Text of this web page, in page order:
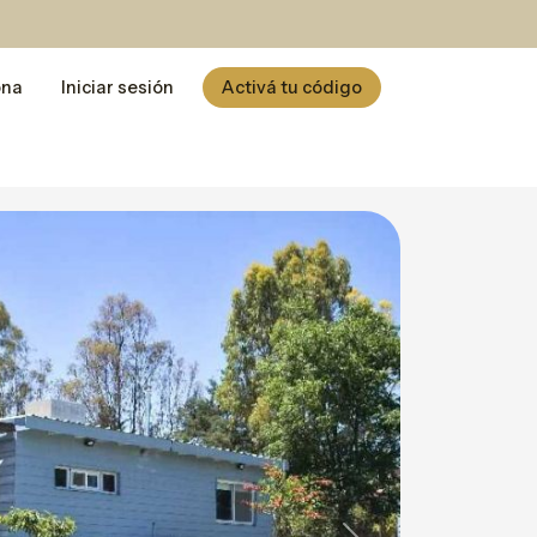
Iniciar sesión Activá tu código